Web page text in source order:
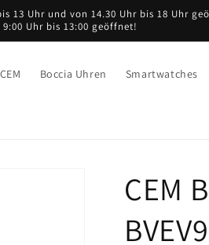
13 Uhr und von 14.30 Uhr bis 18 Uhr
Uhr bis 13:00 geöffnet!
CEM Boccia Uhren Smartwatches
CEM